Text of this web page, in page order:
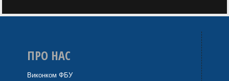
ПРО НАС
Виконком ФБУ